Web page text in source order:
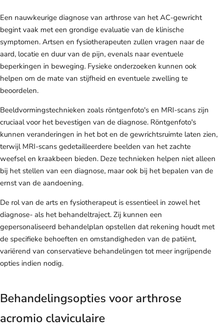
Een nauwkeurige diagnose van arthrose van het AC-gewricht
begint vaak met een grondige evaluatie van de klinische
symptomen. Artsen en fysiotherapeuten zullen vragen naar de
aard, locatie en duur van de pijn, evenals naar eventuele
beperkingen in beweging. Fysieke onderzoeken kunnen ook
helpen om de mate van stijfheid en eventuele zwelling te
beoordelen.
Beeldvormingstechnieken zoals röntgenfoto's en MRI-scans zijn
cruciaal voor het bevestigen van de diagnose. Röntgenfoto's
kunnen veranderingen in het bot en de gewrichtsruimte laten zien,
terwijl MRI-scans gedetailleerdere beelden van het zachte
weefsel en kraakbeen bieden. Deze technieken helpen niet alleen
bij het stellen van een diagnose, maar ook bij het bepalen van de
ernst van de aandoening.
De rol van de arts en fysiotherapeut is essentieel in zowel het
diagnose- als het behandeltraject. Zij kunnen een
gepersonaliseerd behandelplan opstellen dat rekening houdt met
de specifieke behoeften en omstandigheden van de patiënt,
variërend van conservatieve behandelingen tot meer ingrijpende
opties indien nodig.
Behandelingsopties voor arthrose
acromio claviculaire